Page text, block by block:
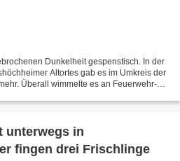
Dunkelheit gespenstisch. In der
Altortes gab es im Umkreis der
Überall wimmelte es an Feuerwehr-
unterwegs in
fingen drei Frischlinge